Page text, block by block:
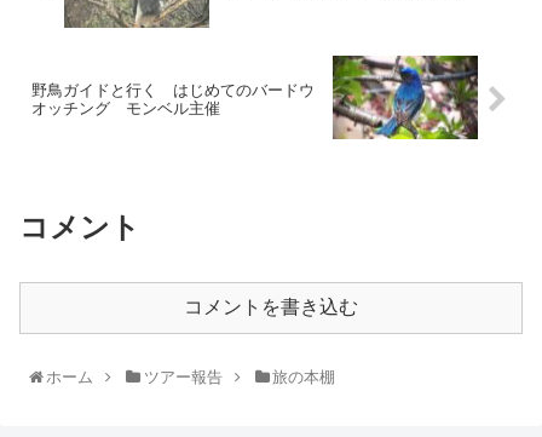
野鳥ガイドと行く はじめてのバードウ
オッチング モンベル主催
コメント
コメントを書き込む
ホーム ツアー報告 旅の本棚